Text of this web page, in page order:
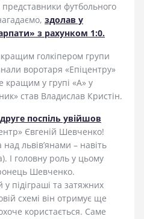
футбольного
здолав у
з рахунком 1:0.
голкіпером групи
воротаря «Епіцентру»
кращим у групі «А» у
став Владислав Кристін.
поспіль увійшов
Євгеній Шевченко!
львів’янами – навіть
І головну роль у цьому
Шевченко.
підіграші та затяжних
схемі він отримує ще
користається. Саме